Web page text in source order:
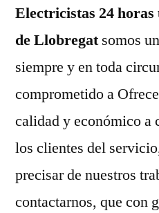
Electricistas 24
de Llobregatsomos
siempre y en toda
comprometido a
calidad y económico a
los clientes del
precisar de nuestros
contactarnos, que con